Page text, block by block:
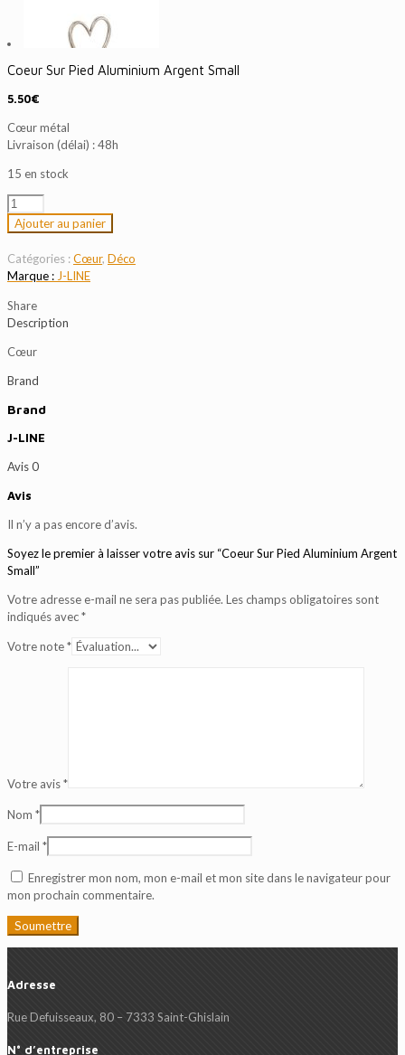
Coeur Sur Pied Aluminium Argent Small
5.50€
Cœur métal
Livraison (délai) : 48h
15 en stock
quantité
de
Coeur
Sur
Pied
Argent
Small
Ajouter au panier
Catégories :Cœur, Déco
J-LINE
Share
Description
Cœur
Brand
Brand
J-LINE
Avis0
Avis
Il n’y a pas encore d’avis.
Soyez le premier à laisser votre avis sur “Coeur Sur Pied Aluminium Argent
Small”
Votre adresse e-mail ne sera pas publiée. Les champs obligatoires sont
indiqués avec*
Votre note*
Votre avis*
Nom *
E-mail *
Enregistrer mon nom, mon e-mail et mon site dans le navigateur pour
mon prochain commentaire.
Adresse
Rue Defuisseaux, 80 – 7333 Saint-Ghislain
N° d’entreprise